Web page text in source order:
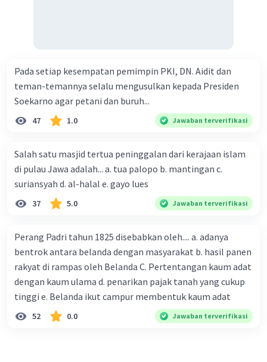
Iklan
sejarah dapat dikatakan sebagai seni, yaitu suatu karya
cipta yang mengandung unsur keindahan, ekspresi, dan
imajinasi.
Beri Rating Balas
Pada setiap kesempatan pemimpin PKI, DN. Aidit dan
teman-temannya selalu mengusulkan kepada Presiden
Soekarno agar petani dan buruh...
47 1.0 Jawaban terverifikasi
Salah satu masjid tertua peninggalan dari kerajaan islam
di pulau Jawa adalah... a. tua palopo b. mantingan c.
suriansyah d. al-halal e. gayo lues
37 5.0 Jawaban terverifikasi
Perang Padri tahun 1825 disebabkan oleh.... a. adanya
bentrok antara belanda dengan masyarakat b. hasil panen
rakyat di rampas oleh Belanda C. Pertentangan kaum adat
dengan kaum ulama d. penarikan pajak tanah yang cukup
tinggi e. Belanda ikut campur membentuk kaum adat
52 0.0 Jawaban terverifikasi